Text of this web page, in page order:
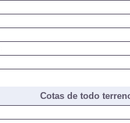
Cotas de todo